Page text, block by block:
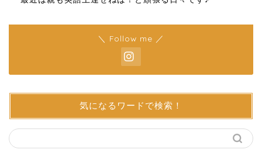
＼ Follow me ／
気になるワードで検索！